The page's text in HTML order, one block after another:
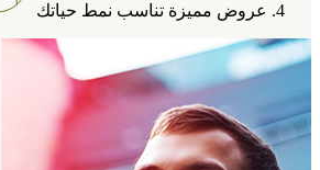
عروض مميزة تناسب نمط حياتك